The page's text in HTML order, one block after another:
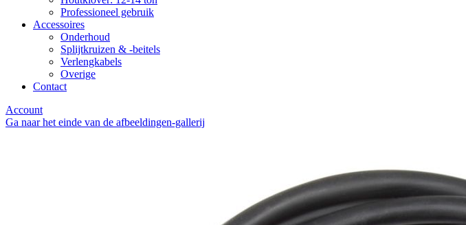
Professioneel gebruik
Accessoires
Onderhoud
Splijtkruizen & -beitels
Verlengkabels
Overige
Contact
Account
Ga naar het einde van de afbeeldingen-gallerij